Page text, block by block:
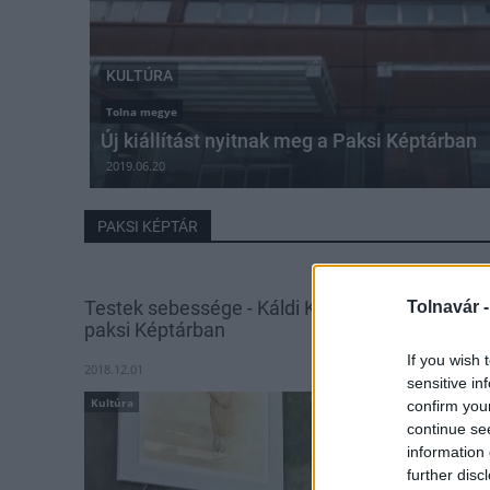
Tolnavár
If you wish
sensitive
confirm
continue
information
further
KULTÚRA
Tolna megye
Új kiállítást nyitnak meg a Paksi Képtárban
2019.06.20
PAKSI KÉPTÁR
Testek sebessége - Káldi Katalin kiállítása a
paksi Képtárban
2018.12.01
Kultúra